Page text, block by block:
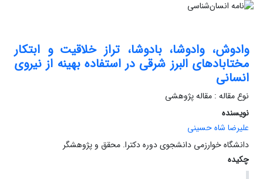
وادوش، وادوشا، بادوشا، تراز خلاقیت و ابتکار
مختابادهای البرز شرقی در استفاده بهینه از نیروی
انسانی
نوع مقاله : مقاله پژوهشی
نویسنده
علیرضا شاه حسینی
دانشگاه خوارزمی دانشجوی دوره دکترا. محقق و پژوهشگر
چکیده